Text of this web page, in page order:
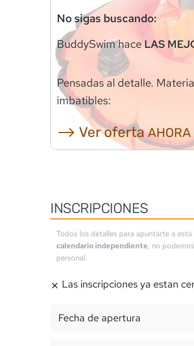
No sigas buscando:
BuddySwimhaceLAS
Pensadas al detalle.
imbatibles:
⟶ Ver ofertaAHORA
INSCRIPCIONES
Todos los detalles para apuntarte a
calendario independiente, no
personal.
Las inscripciones ya estan
Fecha de apertura